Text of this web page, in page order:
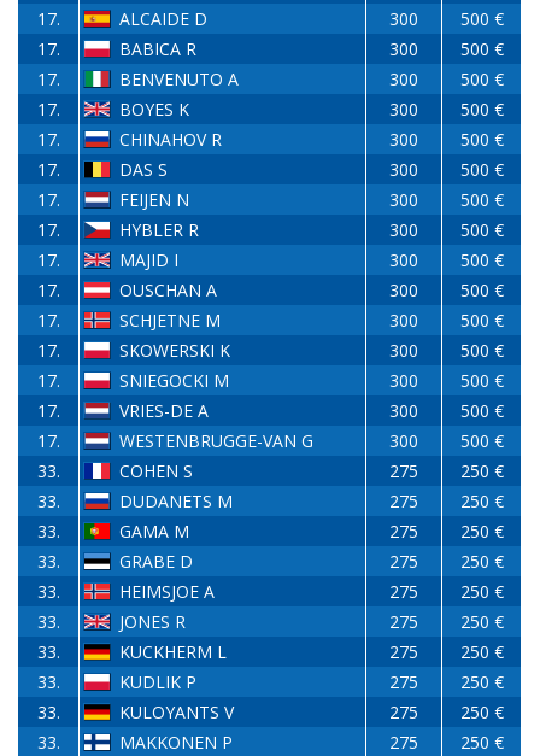
17.
ALCAIDE D 300
500 €
17.
BABICA R 300
500 €
17.
BENVENUTO A 300
500 €
17.
BOYES K 300
500 €
17.
CHINAHOV R 300
500 €
17.
DAS S 300
500 €
17.
FEIJEN N 300
500 €
17.
HYBLER R 300
500 €
17.
MAJID I 300
500 €
17.
OUSCHAN A 300
500 €
17.
SCHJETNE M 300
500 €
17.
SKOWERSKI K 300
500 €
17.
SNIEGOCKI M 300
500 €
17.
VRIES-DE A 300
500 €
17.
WESTENBRUGGE-VAN G 300
500 €
33.
COHEN S 275
250 €
33.
DUDANETS M 275
250 €
33.
GAMA M 275
250 €
33.
GRABE D 275
250 €
33.
HEIMSJOE A 275
250 €
33.
JONES R 275
250 €
33.
KUCKHERM L 275
250 €
33.
KUDLIK P 275
250 €
33.
KULOYANTS V 275
250 €
33.
MAKKONEN P 275
250 €